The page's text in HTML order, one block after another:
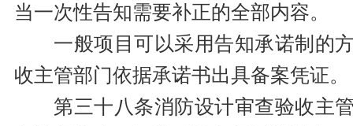
当一次性告知需要补正的全部内容。
一般项目可以采用告知承诺制的
收主管部门依据承诺书出具备案凭证。
第三十八条消防设计审查验收主